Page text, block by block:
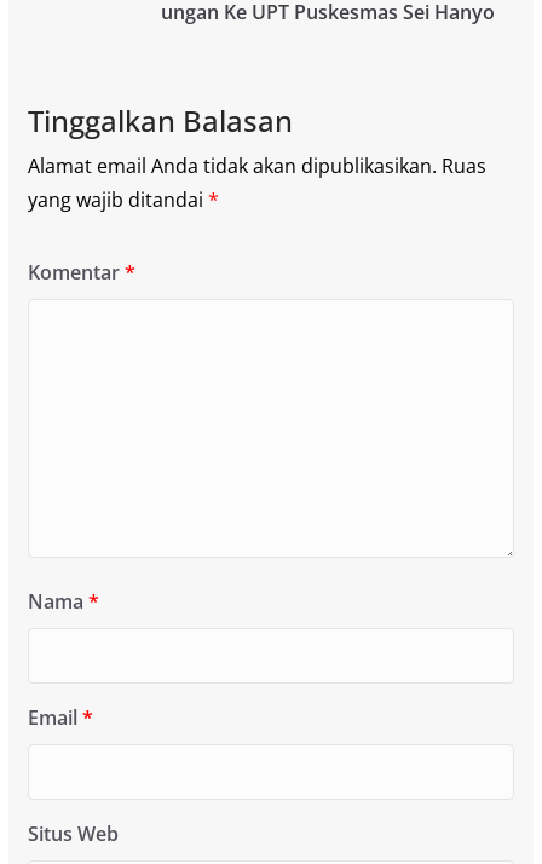
ungan Ke UPT Puskesmas Sei Hanyo
Tinggalkan Balasan
Alamat email Anda tidak akan dipublikasikan. Ruas
yang wajib ditandai *
Komentar*
Nama *
Email*
Situs Web